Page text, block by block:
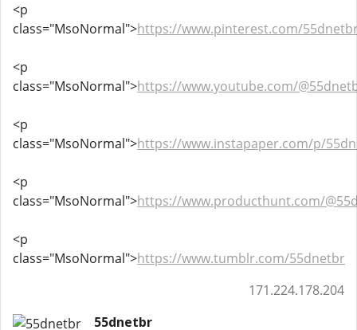
<p
class="MsoNormal">https://www.pinterest.com/
<p
class="MsoNormal">https://www.youtube.com/
<p
class="MsoNormal">https://www.instapaper.com/p/
<p
class="MsoNormal">https://www.producthunt.com/
<p
class="MsoNormal">https://www.tumblr.com/55dnetbr
171.224.178.204
55dnetbr